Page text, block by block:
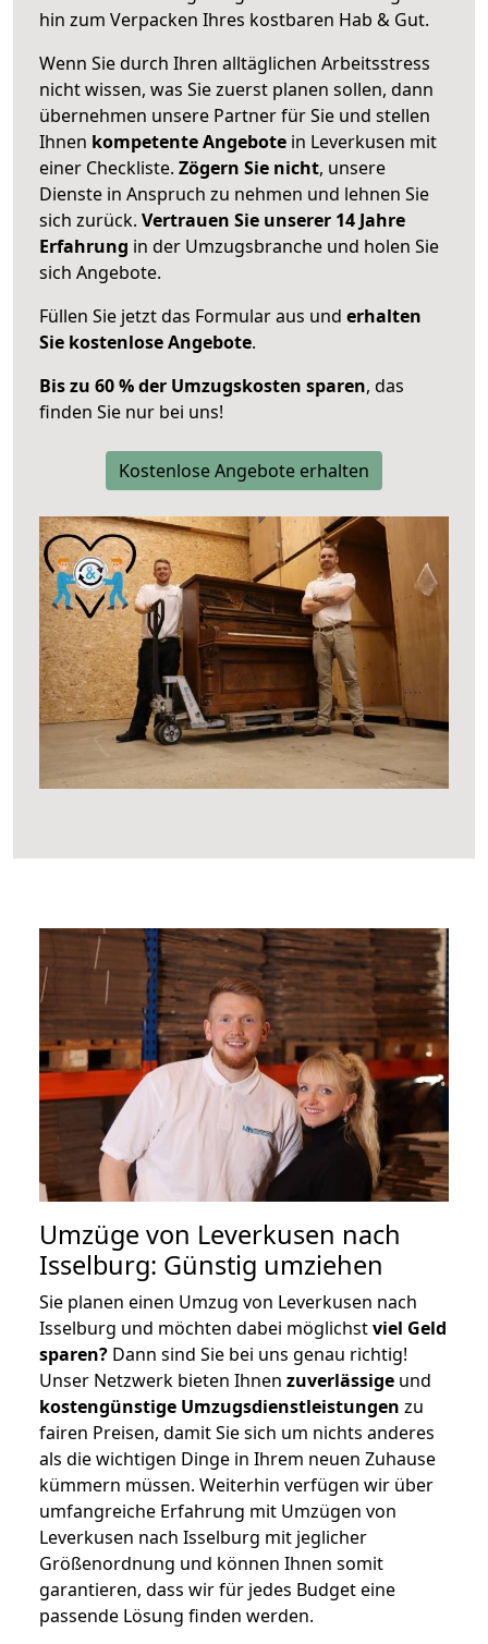
hin zum Verpacken Ihres kostbaren Hab & Gut.
Wenn Sie durch Ihren alltäglichen Arbeitsstress
nicht wissen, was Sie zuerst planen sollen, dann
übernehmen unsere Partner für Sie und stellen
Ihnen kompetente Angebote in Leverkusen mit
einer Checkliste. Zögern Sie nicht, unsere
Dienste in Anspruch zu nehmen und lehnen Sie
sich zurück. Vertrauen Sie unserer 14 Jahre
Erfahrung in der Umzugsbranche und holen Sie
sich Angebote.
Füllen Sie jetzt das Formular aus und erhalten
Sie kostenlose Angebote.
Bis zu 60 % der Umzugskosten sparen, das
finden Sie nur bei uns!
Kostenlose Angebote erhalten
Umzüge von Leverkusen nach
Isselburg: Günstig umziehen
Sie planen einen Umzug von Leverkusen nach
Isselburg und möchten dabei möglichstviel Geld
sparen? Dann sind Sie bei uns genau richtig!
Unser Netzwerk bieten Ihnen zuverlässige und
kostengünstige Umzugsdienstleistungen zu
fairen Preisen, damit Sie sich um nichts anderes
als die wichtigen Dinge in Ihrem neuen Zuhause
kümmern müssen. Weiterhin verfügen wir über
umfangreiche Erfahrung mit Umzügen von
Leverkusen nach Isselburg mit jeglicher
Größenordnung und können Ihnen somit
garantieren, dass wir für jedes Budget eine
passende Lösung finden werden.